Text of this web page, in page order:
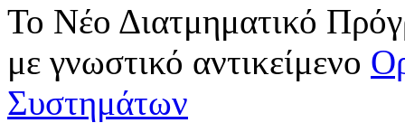
Το Νέο Διατμηματικό
με γνωστικό αντικείμενο
Συστημάτων